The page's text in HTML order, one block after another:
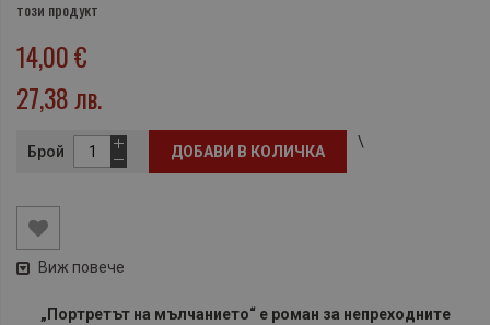
този продукт
14,00 €
27,38 лв.
Брой ДОБАВИ В КОЛИЧКА
\
Виж повече
„Портретът на мълчанието“ е роман за непреходните